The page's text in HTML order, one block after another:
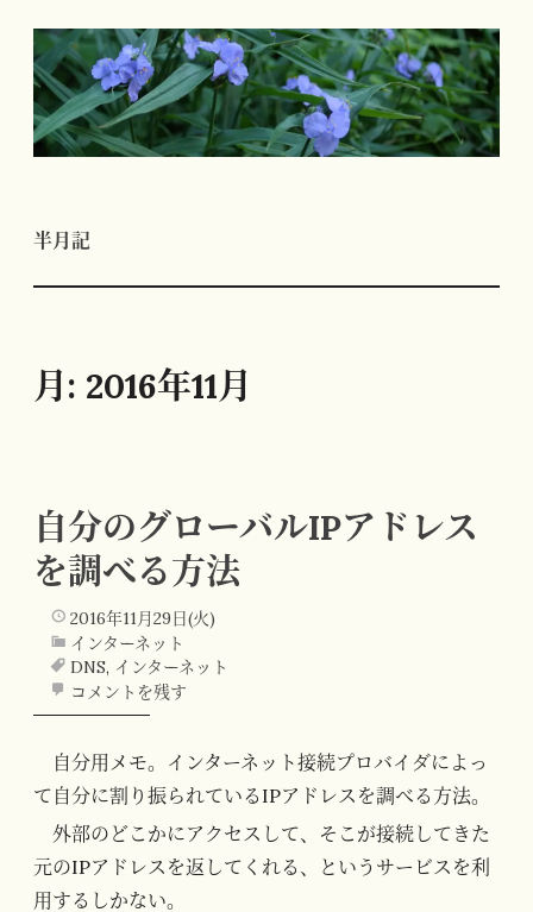
コ
ン
テ
ン
ス
半月記
月: 2016年11月
自分のグローバルIPアドレス
を調べる方法
2016年11月29日(火)
インターネット
DNS, インターネット
コメントを残す
自分用メモ。インターネット接続プロバイダによっ
て自分に割り振られているIPアドレスを調べる方法。
外部のどこかにアクセスして、そこが接続してきた
元のIPアドレスを返してくれる、というサービスを利
用するしかない。